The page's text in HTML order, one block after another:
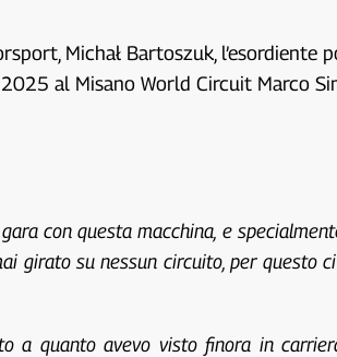
Michał Bartoszuk,
al Misano World Circuit Marco
con questa macchina, e
girato su nessun circuito, per questo
a quanto avevo visto finora in